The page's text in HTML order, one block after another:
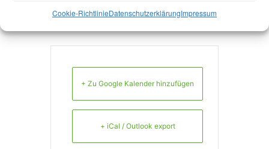
Cookie-RichtlinieDatenschutzerklärungImpressum
+ Zu Google Kalender hinzufügen
+ iCal / Outlook export